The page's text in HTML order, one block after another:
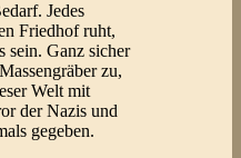
Jedes
Friedhof ruht,
sein. Ganz sicher
zu,
Welt mit
der Nazis und
gegeben.